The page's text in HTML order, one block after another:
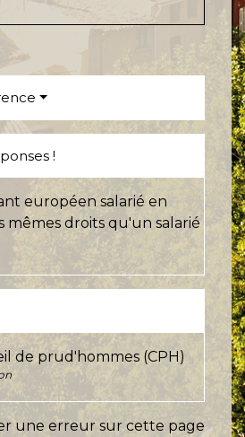
!
européen salarié en
mêmes droits qu'un salarié
de prud'hommes (CPH)
une erreur sur cette page